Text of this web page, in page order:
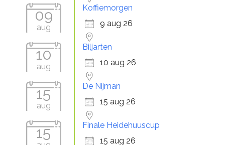
09
aug
Koffiemorgen
9 aug 26
10
aug
Biljarten
10 aug 26
15
aug
De Nijman
15 aug 26
15
Finale Heidehuuscup
15 aug 26